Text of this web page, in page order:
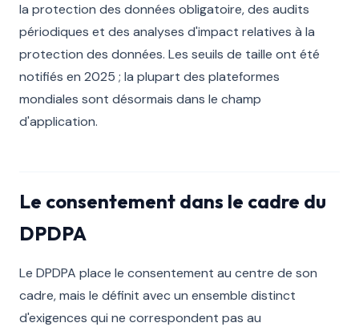
la protection des données obligatoire, des audits
périodiques et des analyses d'impact relatives à la
protection des données. Les seuils de taille ont été
notifiés en 2025 ; la plupart des plateformes
mondiales sont désormais dans le champ
d'application.
Le consentement dans le cadre du
DPDPA
Le DPDPA place le consentement au centre de son
cadre, mais le définit avec un ensemble distinct
d'exigences qui ne correspondent pas au